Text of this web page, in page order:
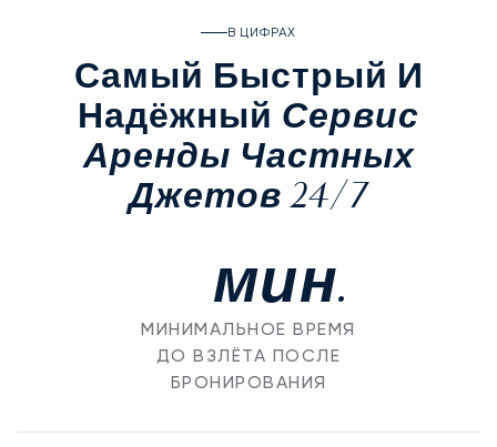
В ЦИФРАХ
Самый Быстрый И
Надёжный Сервис
Аренды Частных
Джетов 24/7
мин.
МИНИМАЛЬНОЕ ВРЕМЯ
ДО ВЗЛЁТА ПОСЛЕ
БРОНИРОВАНИЯ